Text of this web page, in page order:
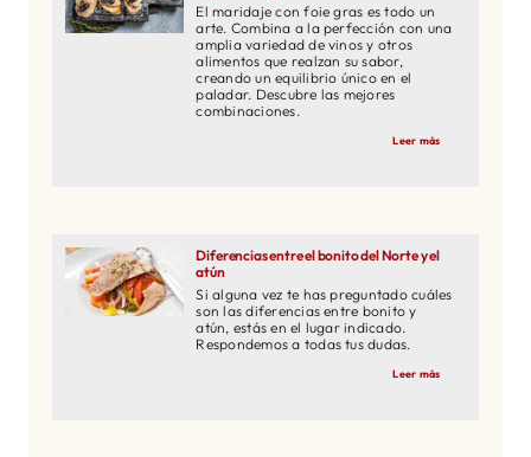
El maridaje con foie gras es todo un
arte. Combina a la perfección con una
amplia variedad de vinos y otros
alimentos que realzan su sabor,
creando un equilibrio único en el
paladar. Descubre las mejores
combinaciones.
Leer más
Diferencias entre el bonito del Norte y el
atún
Si alguna vez te has preguntado cuáles
son las diferencias entre bonito y
atún, estás en el lugar indicado.
Respondemos a todas tus dudas.
Leer más